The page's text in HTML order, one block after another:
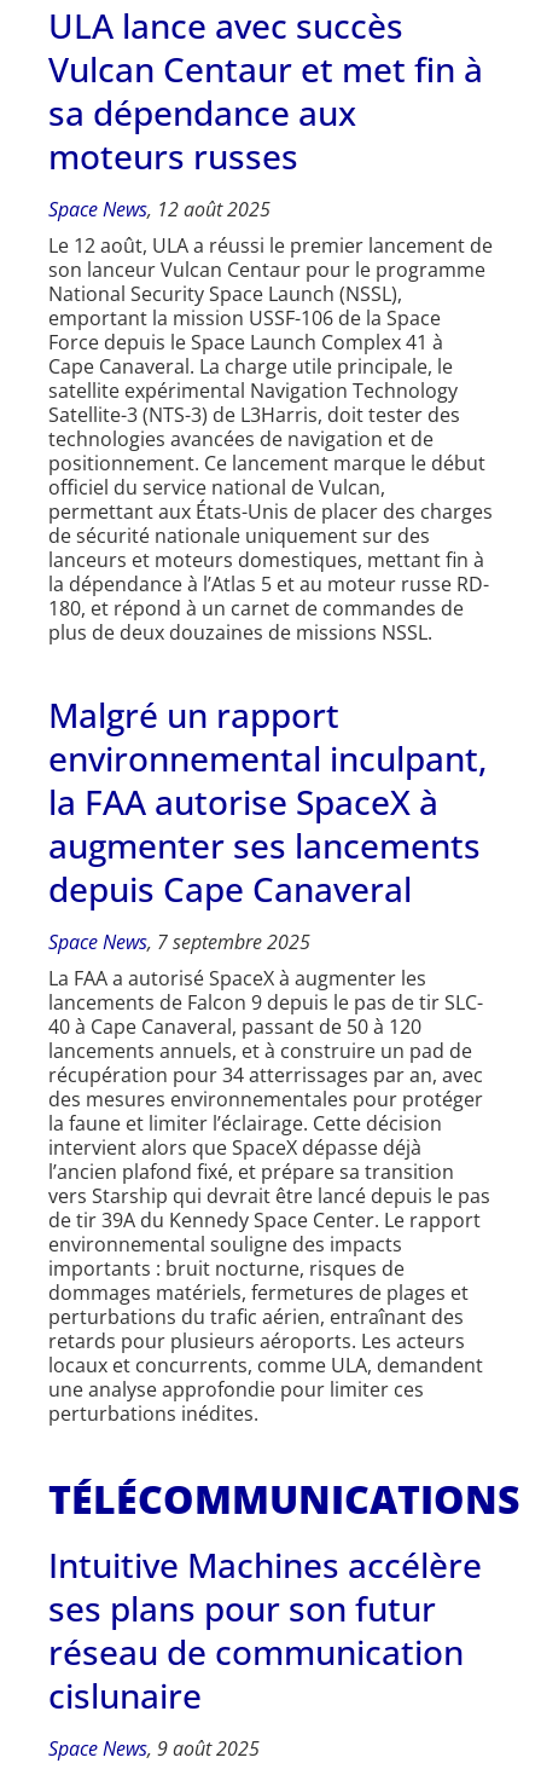
ULA lance avec succès
Vulcan Centaur et met fin à
sa dépendance aux
moteurs russes
Space News, 12 août 2025
Le 12 août, ULA a réussi le premier lancement de
son lanceur Vulcan Centaur pour le programme
National Security Space Launch (NSSL),
emportant la mission USSF-106 de la Space
Force depuis le Space Launch Complex 41 à
Cape Canaveral. La charge utile principale, le
satellite expérimental Navigation Technology
Satellite-3 (NTS-3) de L3Harris, doit tester des
technologies avancées de navigation et de
positionnement. Ce lancement marque le début
officiel du service national de Vulcan,
permettant aux États-Unis de placer des charges
de sécurité nationale uniquement sur des
lanceurs et moteurs domestiques, mettant fin à
la dépendance à l’Atlas 5 et au moteur russe RD-
180, et répond à un carnet de commandes de
plus de deux douzaines de missions NSSL.
Malgré un rapport
environnemental inculpant,
la FAA autorise SpaceX à
augmenter ses lancements
depuis Cape Canaveral
Space News, 7 septembre 2025
La FAA a autorisé SpaceX à augmenter les
lancements de Falcon 9 depuis le pas de tir SLC-
40 à Cape Canaveral, passant de 50 à 120
lancements annuels, et à construire un pad de
récupération pour 34 atterrissages par an, avec
des mesures environnementales pour protéger
la faune et limiter l’éclairage. Cette décision
intervient alors que SpaceX dépasse déjà
l’ancien plafond fixé, et prépare sa transition
vers Starship qui devrait être lancé depuis le pas
de tir 39A du Kennedy Space Center. Le rapport
environnemental souligne des impacts
importants : bruit nocturne, risques de
dommages matériels, fermetures de plages et
perturbations du trafic aérien, entraînant des
retards pour plusieurs aéroports. Les acteurs
locaux et concurrents, comme ULA, demandent
une analyse approfondie pour limiter ces
perturbations inédites.
TÉLÉCOMMUNICATIONS
Intuitive Machines accélère
ses plans pour son futur
réseau de communication
cislunaire
Space News, 9 août 2025